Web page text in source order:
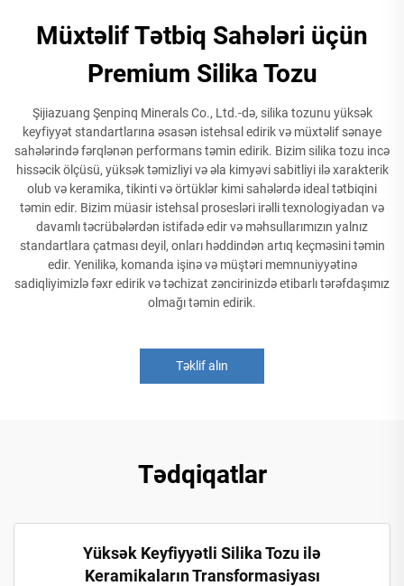
Müxtəlif Tətbiq Sahələri üçün
Premium Silika Tozu
Şijiazuang Şenpinq Minerals Co., Ltd.-də, silika tozunu yüksək
keyfiyyət standartlarına əsasən istehsal edirik və müxtəlif sənaye
sahələrində fərqlənən performans təmin edirik. Bizim silika tozu incə
hissəcik ölçüsü, yüksək təmizliyi və əla kimyəvi sabitliyi ilə xarakterik
olub və keramika, tikinti və örtüklər kimi sahələrdə ideal tətbiqini
təmin edir. Bizim müasir istehsal prosesləri irəlli texnologiyadan və
davamlı təcrübələrdən istifadə edir və məhsullarımızın yalnız
standartlara çatması deyil, onları həddindən artıq keçməsini təmin
edir. Yenilikə, komanda işinə və müştəri memnuniyyətinə
sadiqliyimizlə fəxr edirik və təchizat zəncirinizdə etibarlı tərəfdaşımız
olmağı təmin edirik.
Təklif alın
Tədqiqatlar
Yüksək Keyfiyyətli Silika Tozu ilə
Keramikaların Transformasiyası